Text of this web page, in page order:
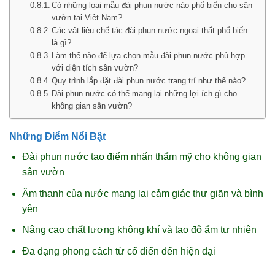
Có những loại mẫu đài phun nước nào phổ biến cho sân
vườn tại Việt Nam?
Các vật liệu chế tác đài phun nước ngoại thất phổ biến
là gì?
Làm thế nào để lựa chọn mẫu đài phun nước phù hợp
với diện tích sân vườn?
Quy trình lắp đặt đài phun nước trang trí như thế nào?
Đài phun nước có thể mang lại những lợi ích gì cho
không gian sân vườn?
Những Điểm Nổi Bật
Đài phun nước tạo điểm nhấn thẩm mỹ cho không gian
sân vườn
Âm thanh của nước mang lại cảm giác thư giãn và bình
yên
Nâng cao chất lượng không khí và tạo độ ẩm tự nhiên
Đa dạng phong cách từ cổ điển đến hiện đại